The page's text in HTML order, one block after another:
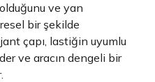
ve yan
bir şekilde
çapı, lastiğin uyumlu
ve aracın dengeli bir